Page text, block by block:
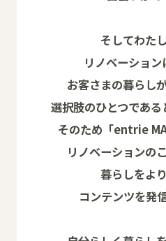
そしてわた
リノベーショ
お客さまの暮らし
選択肢のひとつである
そのため「entrie
リノベーションの
暮らしをよ
コンテンツを発